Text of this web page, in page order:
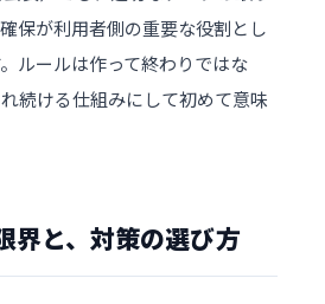
保が利用者側の重要な役割とし
ルールは作って終わりではな
続ける仕組みにして初めて意味
界と、対策の選び方